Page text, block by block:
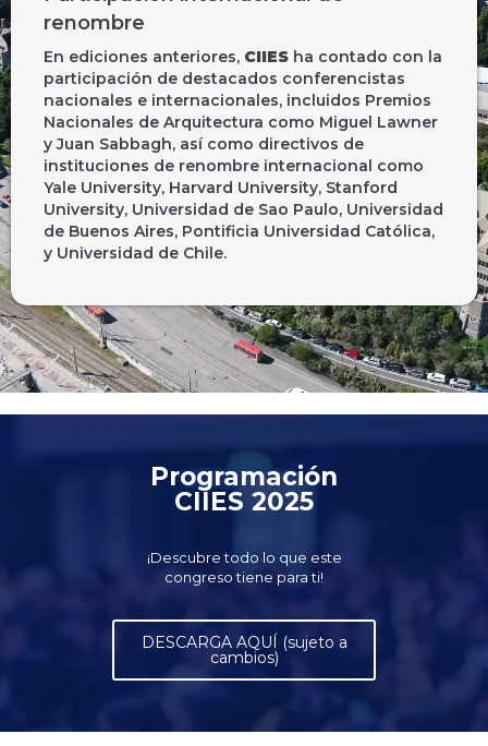
renombre
En ediciones anteriores, CIIES ha contado con la
participación de destacados conferencistas
nacionales e internacionales, incluidos Premios
Nacionales de Arquitectura como Miguel Lawner
y Juan Sabbagh, así como directivos de
instituciones de renombre internacional como
Yale University, Harvard University, Stanford
University, Universidad de Sao Paulo, Universidad
de Buenos Aires, Pontificia Universidad Católica,
y Universidad de Chile.
Programación
CIIES 2025
¡Descubre todo lo que este
congreso tiene para ti!
DESCARGA AQUÍ (sujeto a
cambios)